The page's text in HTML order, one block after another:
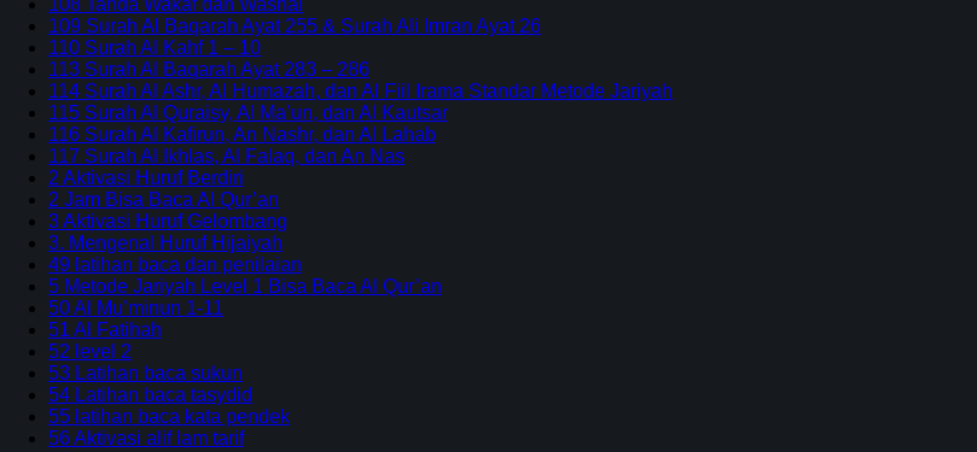
108 Tanda Wakaf dan Washal
109 Surah Al Baqarah Ayat 255 & Surah Ali Imran Ayat 26
110 Surah Al Kahf 1 – 10
113 Surah Al Baqarah Ayat 283 – 286
114 Surah Al Ashr, Al Humazah, dan Al Fiil Irama Standar Metode Jariyah
115 Surah Al Quraisy, Al Ma’un, dan Al Kautsar
116 Surah Al Kafirun, An Nashr, dan Al Lahab
117 Surah Al Ikhlas, Al Falaq, dan An Nas
2 Aktivasi Huruf Berdiri
2 Jam Bisa Baca Al Qur’an
3 Aktivasi Huruf Gelombang
3. Mengenal Huruf Hijaiyah
49 latihan baca dan penilaian
5 Metode Jariyah Level 1 Bisa Baca Al Qur’an
50 Al Mu’minun 1-11
51 Al Fatihah
52 level 2
53 Latihan baca sukun
54 Latihan baca tasydid
55 latihan baca kata pendek
56 Aktivasi alif lam tarif